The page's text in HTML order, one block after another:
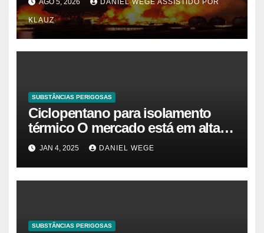
(UNIQUIMA/Quema)
AGO 5, 2026 DANIEL WEGE ASSISTIDO POR
KLAUZ
SUBSTÂNCIAS PERIGOSAS
Ciclopentano para isolamento
térmico O mercado está em alta
agora. Vamos entender o
participação e a previsão até 2032
JAN 4, 2025 DANIEL WEGE
SUBSTÂNCIAS PERIGOSAS